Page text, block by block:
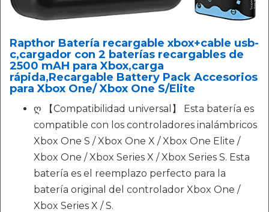
Rapthor Batería recargable xbox+cable usb-
c,cargador con 2 baterías recargables de
2500 mAH para Xbox,carga
rápida,Recargable Battery Pack Accesorios
para Xbox One/ Xbox One S/Elite
ღ 【Compatibilidad universal】 Esta batería es
compatible con los controladores inalámbricos
Xbox One S / Xbox One X / Xbox One Elite /
Xbox One / Xbox Series X / Xbox Series S. Esta
batería es el reemplazo perfecto para la
batería original del controlador Xbox One /
Xbox Series X / S.